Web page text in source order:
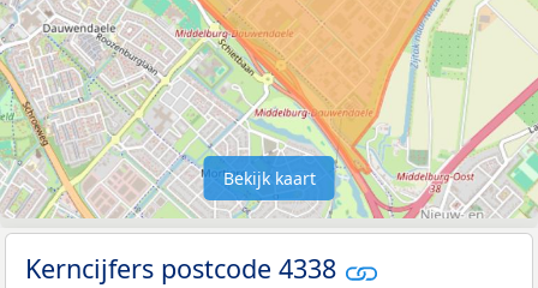
Bekijk kaart
Kerncijfers postcode 4338